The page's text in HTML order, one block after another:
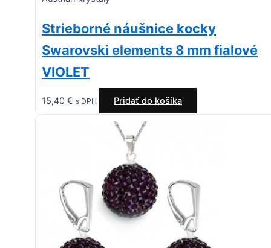
Strieborné náušnice kocky
Swarovski elements 8 mm fialové
VIOLET
15,40 € s DPH Pridať do košíka